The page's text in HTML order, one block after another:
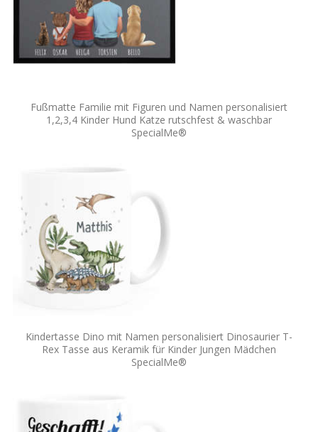
Fußmatte Familie mit Figuren und Namen personalisiert
1,2,3,4 Kinder Hund Katze rutschfest & waschbar
SpecialMe®
Kindertasse Dino mit Namen personalisiert Dinosaurier T-
Rex Tasse aus Keramik für Kinder Jungen Mädchen
SpecialMe®